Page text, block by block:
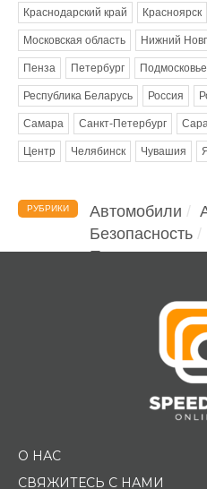
Краснодарский край Красноярск
Московская область Нижний
Пенза Петербург Подмосковье
Республика Беларусь Россия
Самара Санкт-Петербург
Центр Челябинск Чувашия
РУБРИКИ Автомобили
Безопасность
Помощь
О НАС
СВЯЖИТЕСЬ С НАМИ